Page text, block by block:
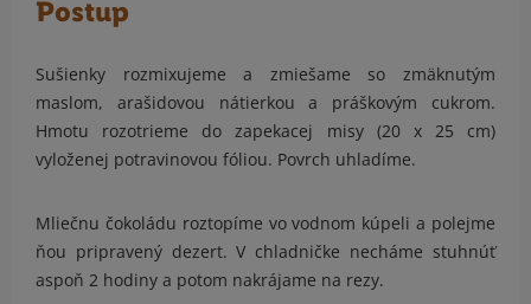
Postup
Sušienky rozmixujeme a zmiešame so zmäknutým
maslom, arašidovou nátierkou a práškovým cukrom.
Hmotu rozotrieme do zapekacej misy (20 x 25 cm)
vyloženej potravinovou fóliou. Povrch uhladíme.
Mliečnu čokoládu roztopíme vo vodnom kúpeli a polejme
ňou pripravený dezert. V chladničke necháme stuhnúť
aspoň 2 hodiny a potom nakrájame na rezy.